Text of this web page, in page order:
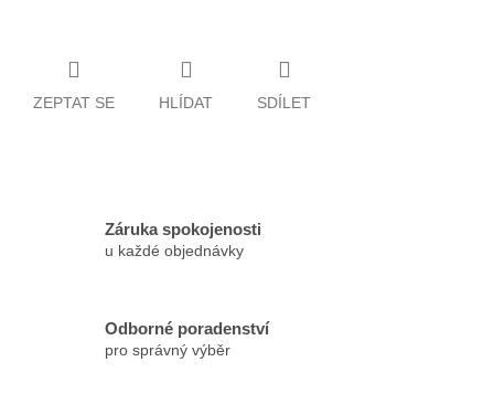
ZEPTAT SE HLÍDAT SDÍLET
Záruka spokojenosti
u každé objednávky
Odborné poradenství
pro správný výběr